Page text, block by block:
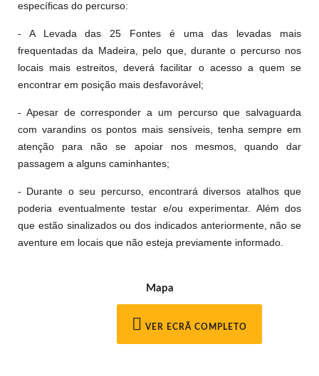
específicas do percurso:
- A Levada das 25 Fontes é uma das levadas mais
frequentadas da Madeira, pelo que, durante o percurso nos
locais mais estreitos, deverá facilitar o acesso a quem se
encontrar em posição mais desfavorável;
- Apesar de corresponder a um percurso que salvaguarda
com varandins os pontos mais sensíveis, tenha sempre em
atenção para não se apoiar nos mesmos, quando dar
passagem a alguns caminhantes;
- Durante o seu percurso, encontrará diversos atalhos que
poderia eventualmente testar e/ou experimentar. Além dos
que estão sinalizados ou dos indicados anteriormente, não se
aventure em locais que não esteja previamente informado.
Mapa
VER ECRÃ COMPLETO